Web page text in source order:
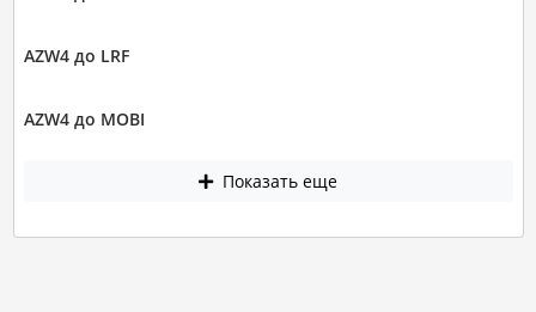
AZW4 до LRF
AZW4 до MOBI
Показать еще